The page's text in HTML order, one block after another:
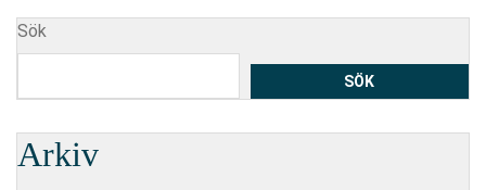
Sök
SÖK
Arkiv